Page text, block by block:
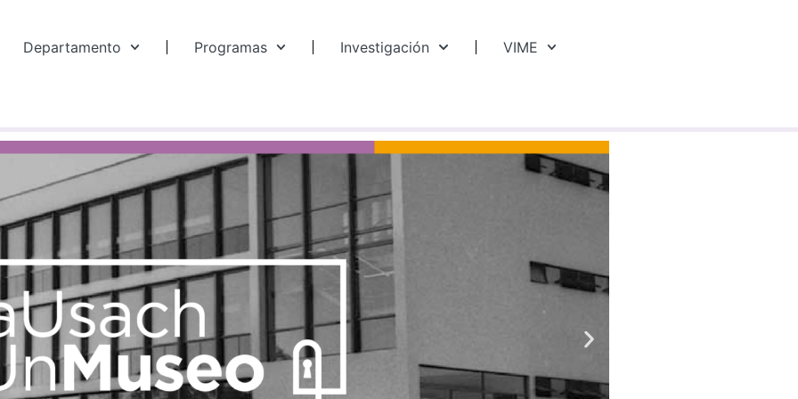
Departamento Programas Investigación VIME